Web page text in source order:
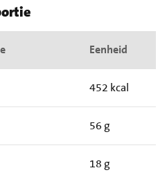
Eenheid
452 kcal
56 g
18 g